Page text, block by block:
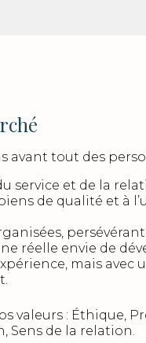
avant tout des
service et de la
de qualité et à
réelle envie de
mais avec
valeurs : Éthique,
Sens de la relation.